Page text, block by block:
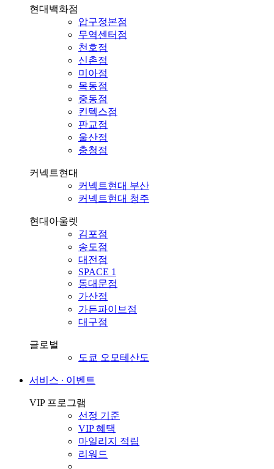
현대백화점
압구정본점
무역센터점
천호점
신촌점
미아점
목동점
중동점
킨텍스점
판교점
울산점
충청점
커넥트현대
커넥트현대 부산
커넥트현대 청주
현대아울렛
김포점
송도점
대전점
SPACE 1
동대문점
가산점
가든파이브점
대구점
글로벌
도쿄 오모테산도
서비스 ∙ 이벤트
VIP 프로그램
선정 기준
VIP 혜택
마일리지 적립
리워드